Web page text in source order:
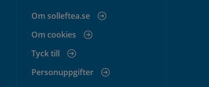
Om solleftea.se
Om cookies
Tyck till
Personuppgifter